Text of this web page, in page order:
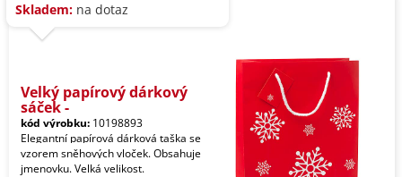
Skladem: na dotaz
Velký papírový dárkový
sáček -
kód výrobku: 10198893
Elegantní papírová dárková taška se
vzorem sněhových vloček. Obsahuje
jmenovku. Velká velikost.